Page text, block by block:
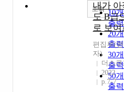
10
출력
20
출력
30
출력
50
출력
조회
내가 아
도 B급
로 보여
편집부(
자)
더스쿠
2022
p.7-7